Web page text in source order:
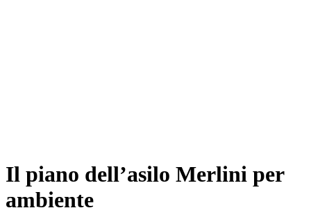
Il piano dell’asilo Merlini per
ambiente